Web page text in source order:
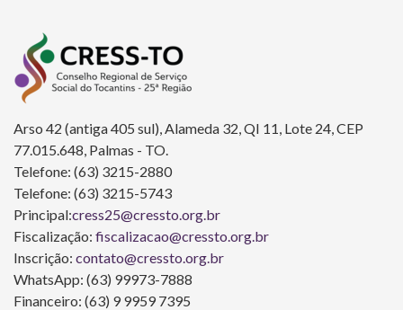
Arso 42 (antiga 405 sul), Alameda 32, QI 11, Lote 24, CEP
77.015.648, Palmas - TO.
Telefone: (63) 3215-2880
Telefone: (63) 3215-5743
Principal:cress25@cressto.org.br
Fiscalização: fiscalizacao@cressto.org.br
Inscrição: contato@cressto.org.br
WhatsApp: (63) 99973-7888
Financeiro: (63) 9 9959 7395